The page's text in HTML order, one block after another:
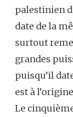
palestinien
date de la
surtout
grandes
puisqu’il
est à
Le